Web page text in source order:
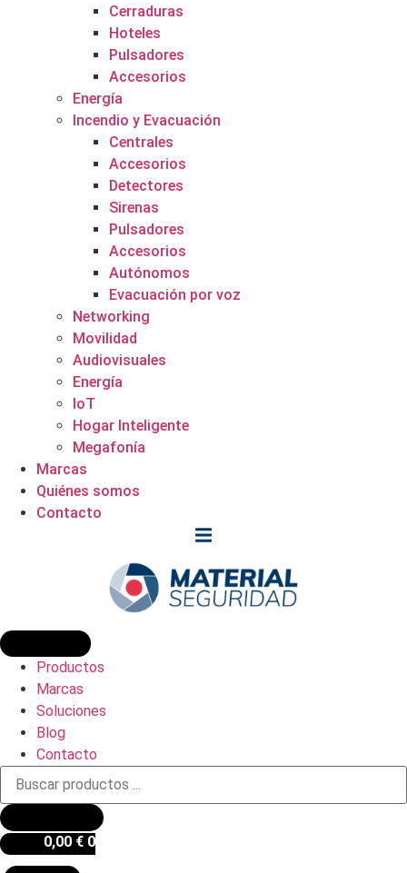
Cerraduras
Hoteles
Pulsadores
Accesorios
Energía
Incendio y Evacuación
Centrales
Accesorios
Detectores
Sirenas
Pulsadores
Accesorios
Autónomos
Evacuación por voz
Networking
Movilidad
Audiovisuales
Energía
IoT
Hogar Inteligente
Megafonía
Marcas
Quiénes somos
Contacto
Productos
Marcas
Soluciones
Blog
Contacto
Búsqueda
productos
0,00 € 0